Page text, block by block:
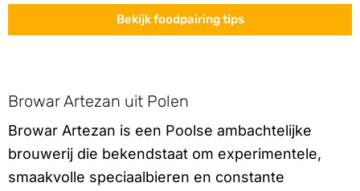
Bekijk foodpairing tips
Browar Artezan uit Polen
Browar Artezan is een Poolse ambachtelijke
brouwerij die bekendstaat om experimentele,
smaakvolle speciaalbieren en constante